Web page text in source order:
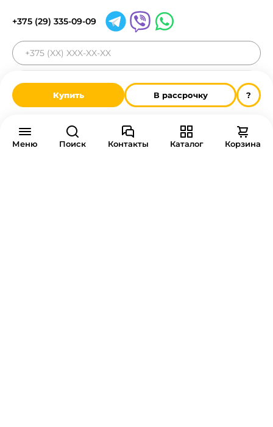
Купить В рассрочку ?
+375 (29) 335-09-09
Обратный звонок
Veloman.by в социальных сетях:
Меню Поиск Контакты Каталог Корзина